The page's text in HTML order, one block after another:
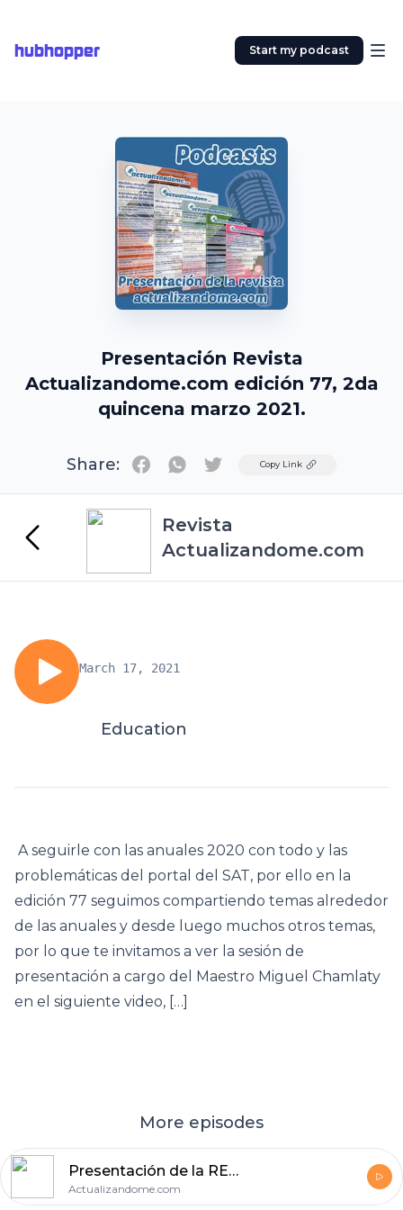
hubhopper Start my podcast
Presentación Revista
Actualizandome.com edición 77, 2da
quincena marzo 2021.
Share: TwitterCopy Link
Revista
Actualizandome.com
March 17, 2021
Education
A seguirle con las anuales 2020 con todo y las
problemáticas del portal del SAT, por ello en la
edición 77 seguimos compartiendo temas alrededor
de las anuales y desde luego muchos otros temas,
por lo que te invitamos a ver la sesión de
presentación a cargo del Maestro Miguel Chamlaty
en el siguiente video, […]
More episodes
Presentación de la REVISTA ACTUALIZANDOME.COM edición 79, 2da quincena abril 2021.
Actualizandome.com